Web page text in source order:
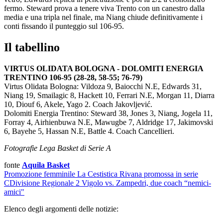
fermo. Steward prova a tenere viva Trento con un canestro dalla
media e una tripla nel finale, ma Niang chiude definitivamente i
conti fissando il punteggio sul 106-95.
Il tabellino
VIRTUS OLIDATA BOLOGNA - DOLOMITI ENERGIA
TRENTINO 106-95 (28-28, 58-55; 76-79)
Virtus Olidata Bologna: Vildoza 9, Baiocchi N.E, Edwards 31,
Niang 19, Smailagic 8, Hackett 10, Ferrari N.E, Morgan 11, Diarra
10, Diouf 6, Akele, Yago 2. Coach Jakovljević.
Dolomiti Energia Trentino: Steward 38, Jones 3, Niang, Jogela 11,
Forray 4, Airhienbuwa N.E, Mawugbe 7, Aldridge 17, Jakimovski
6, Bayehe 5, Hassan N.E, Battle 4. Coach Cancellieri.
Fotografie Lega Basket di Serie A
fonte Aquila Basket
Promozione femminile La Cestistica Rivana promossa in serie
CDivisione Regionale 2 Vigolo vs. Zampedri, due coach “nemici-
amici"
Elenco degli argomenti delle notizie: